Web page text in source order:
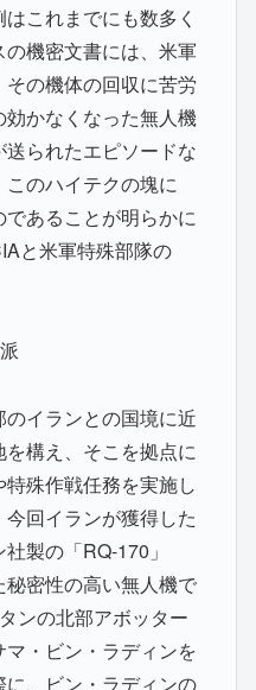
これまでにも数多く
機密文書には、米軍
の機体の回収に苦労
かなくなった無人機
られたエピソードな
のハイテクの塊に
あることが明らかに
と米軍特殊部隊の
イランとの国境に近
構え、そこを拠点に
殊作戦任務を実施し
回イランが獲得した
製の「RQ-170」
密性の高い無人機で
ンの北部アボッター
・ビン・ラディンを
、ビン・ラディンの